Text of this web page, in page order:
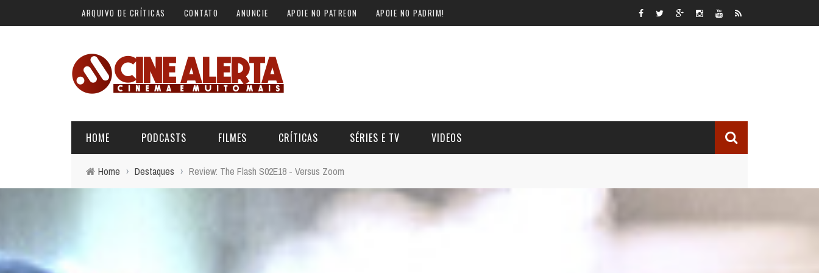
ARQUIVO DE CRÍTICAS CONTATO ANUNCIE APOIE NO PATREON APOIE NO PADRIM!
HOME PODCASTS FILMES CRÍTICAS SÉRIES E TV VIDEOS
Home › Destaques › Review: The Flash S02E18 - Versus Zoom